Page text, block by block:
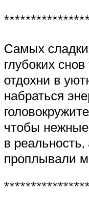
Самых
глубоких
отдохни в
набраться
чтобы нежные
в
проплывали